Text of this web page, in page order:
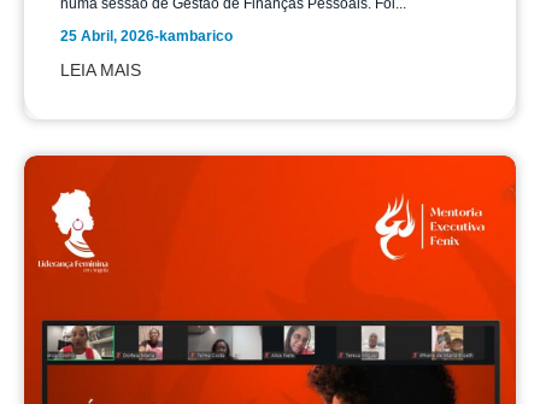
25 Abril, 2026-kambarico
LEIA MAIS